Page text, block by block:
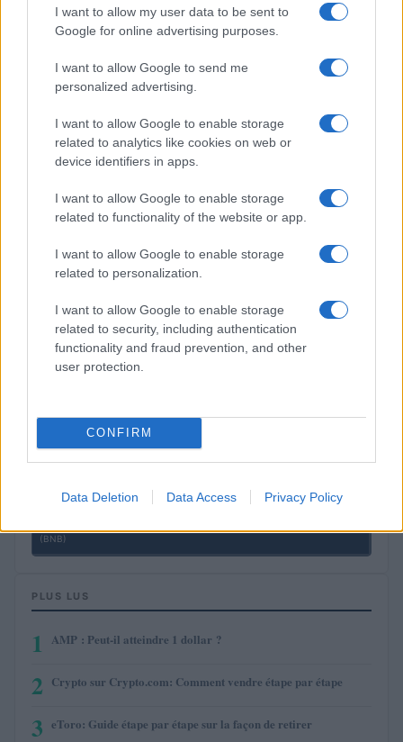
I want to allow my user data to be sent to
Google for online advertising purposes.
I want to allow Google to send me
personalized advertising.
I want to allow Google to enable storage
related to analytics like cookies on web or
device identifiers in apps.
I want to allow Google to enable storage
related to functionality of the website or app.
I want to allow Google to enable storage
related to personalization.
I want to allow Google to enable storage
related to security, including authentication
functionality and fraud prevention, and other
user protection.
CONFIRM
Data Deletion Data Access Privacy Policy
$0.0085
EquityPay
Bitcoin
(VNST)
Ethereum
(ETH)
$1,919.84
USDEX
(BNB)
PLUS LUS
1 AMP : Peut-il atteindre 1 dollar ?
2 Crypto sur Crypto.com: Comment vendre étape par étape
3 eToro: Guide étape par étape sur la façon de retirer